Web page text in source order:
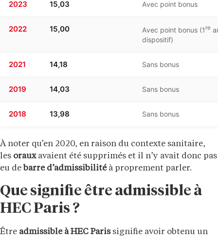
2023 15,03 Avec point bonus
2022 15,00 Avec point bonus (1 re
dispositif)
2021 14,18 Sans bonus
2019 14,03 Sans bonus
2018 13,98 Sans bonus
À noter qu’en 2020, en raison du contexte sanitaire,
les orauxavaient été supprimés et il n’y avait donc pas
eu de barre d’admissibilitéà proprement parler.
Que signifie être admissible à
HEC Paris ?
Être admissible à HEC Parissignifie avoir obtenu un